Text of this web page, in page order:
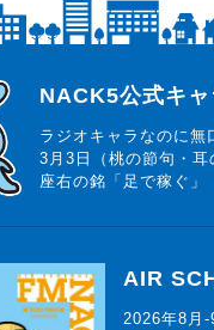
らじっと君
NACK5公式キャ
ラジオキャラなのに無
3月3日（桃の節句・耳
座右の銘「足で稼ぐ」
AIR
2026年8月-